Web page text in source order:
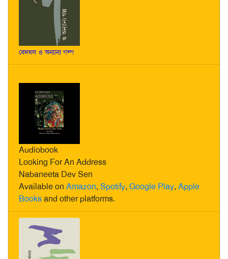
বেদখল ও অন্যান্য গল্প
Audiobook
Looking For An Address
Nabaneeta Dev Sen
Available on Amazon, Spotify, Google Play, Apple
Booksand other platforms.